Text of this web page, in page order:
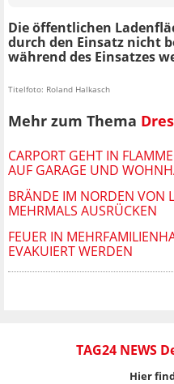
Die öffentlichen
durch den Einsatz nicht
während des Einsatzes
Titelfoto: Roland Halkasch
Mehr zum Thema
CARPORT GEHT IN
AUF GARAGE UND
BRÄNDE IM NORDEN VON
MEHRMALS AUSRÜCKEN
FEUER IN
EVAKUIERT WERDEN
TAG24 NEWS
Hier